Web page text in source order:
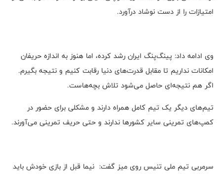
امتیازات را از دست نوشاد درآورد.
وی ادامه داد: پینگ‌پنگ ایران رشد کرده، اما هنوز به اندازه حریفان
امکانات نداریم تا مقابل قدرت‌های دنیا رقابت کنیم و نتیجه بگیرم.
اگر هم نتیجه‌ای حاصل می‌شود تلاش بچه‌هاست.
تیم‌های دیگر یک تیم کامل همراه دارند و مشکلی برای حضور در
کمپ‌های تمرینی سایر کشورها ندارند و حتی حریف تمرینی می‌آورند.
سرمربی تیم ملی تنیس روی میز گفت: نیما قبل از بازی خودش باید